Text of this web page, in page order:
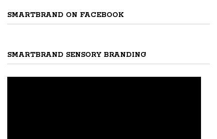
SMARTBRAND ON FACEBOOK
SMARTBRAND SENSORY BRANDING